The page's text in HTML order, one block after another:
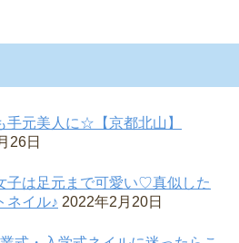
手元美人に☆【京都北山】
26日
子は足元まで可愛い♡真似した
ネイル♪ 2022年2月20日